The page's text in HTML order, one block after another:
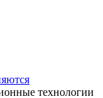
технологии